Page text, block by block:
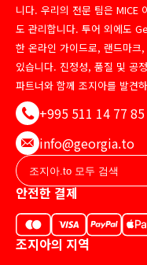
니다. 우리의 전문 팀은 MICE
도 관리합니다. 투어 외에도
한 온라인 가이드로, 랜드마
있습니다. 진정성, 품질 및 공
파트너와 함께 조지아를 발견
+995 511 14 77 85
info@georgia.to
안전한 결제
조지아의 지역